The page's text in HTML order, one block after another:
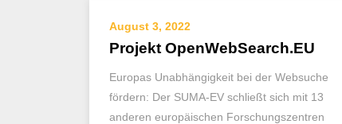
August 3, 2022
Projekt OpenWebSearch.EU
Europas Unabhängigkeit bei der Websuche
fördern: Der SUMA-EV schließt sich mit 13
anderen europäischen Forschungszentren